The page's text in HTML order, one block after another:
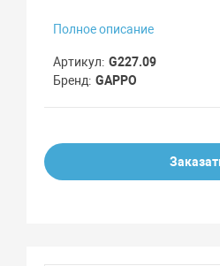
Полное описание
Артикул G227.09
Бренд GAPPO